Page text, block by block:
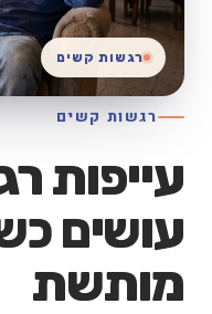
רגשות קשים
עייפות
עושים
מותשת
רגשות קשים